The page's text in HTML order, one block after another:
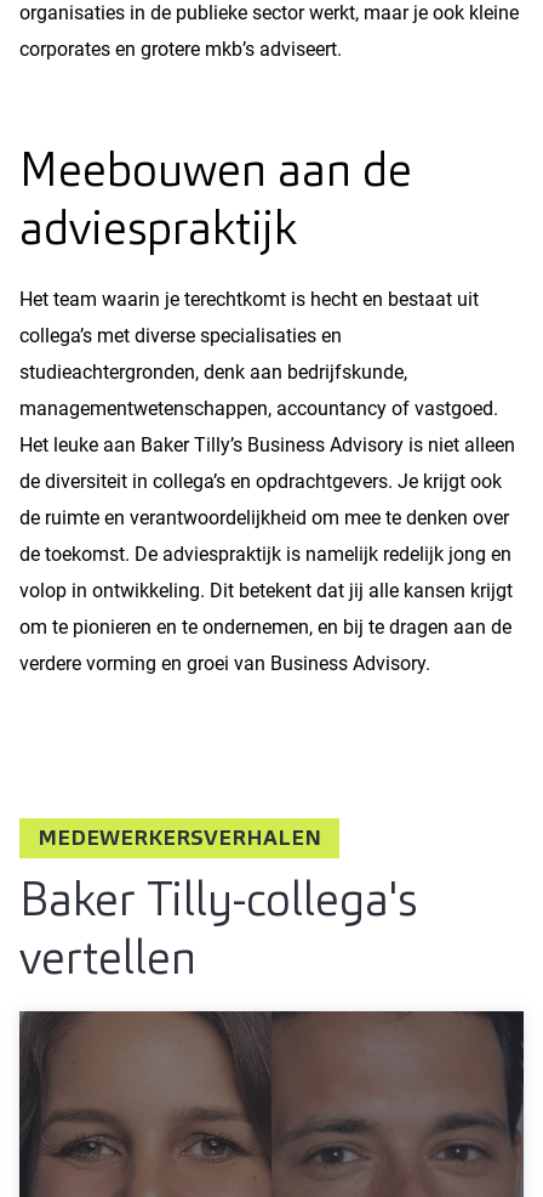
organisaties in de publieke sector werkt, maar je ook kleine
corporates en grotere mkb’s adviseert.
Meebouwen aan de
adviespraktijk
Het team waarin je terechtkomt is hecht en bestaat uit
collega’s met diverse specialisaties en
studieachtergronden, denk aan bedrijfskunde,
managementwetenschappen, accountancy of vastgoed.
Het leuke aan Baker Tilly’s Business Advisory is niet alleen
de diversiteit in collega’s en opdrachtgevers. Je krijgt ook
de ruimte en verantwoordelijkheid om mee te denken over
de toekomst. De adviespraktijk is namelijk redelijk jong en
volop in ontwikkeling. Dit betekent dat jij alle kansen krijgt
om te pionieren en te ondernemen, en bij te dragen aan de
verdere vorming en groei van Business Advisory.
MEDEWERKERSVERHALEN
Baker Tilly-collega's
vertellen